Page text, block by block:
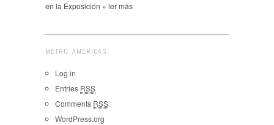
en la Exposición » ler más
METRO AMERICAS
Log in
Entries RSS
Comments RSS
WordPress.org